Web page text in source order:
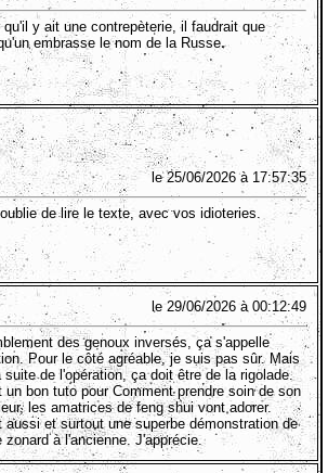
qu'il y ait une contrepèterie, il faudrait que
embrasse le nom de la Russe.
le 25/06/2026 à 17:57:35
de lire le texte, avec vos idioteries.
le 29/06/2026 à 00:12:49
des genoux inversés, ça s'appelle
Pour le côté agréable, je suis pas sûr. Mais
suite de l'opération, ça doit être de la rigolade.
un bon tuto pour Comment prendre soin de son
les amatrices de feng shui vont adorer.
aussi et surtout une superbe démonstration de
zonard à l'ancienne. J'apprécie.